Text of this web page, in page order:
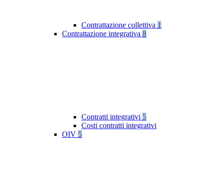
Contrattazione collettiva 1
Contrattazione integrativa 8
Contratti integrativi 5
Costi contratti integrativi
OIV 5